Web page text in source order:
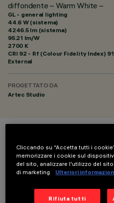
diffondente – Warm White –
GL - general lighting
44.6 W (sistema)
4246.5 lm (sistema)
95.21 lm/W
2700 K
CRI 92 - Rf (Colour Fidelity Index)
External
PROGETTATO DA
Artec Studio
COLORE
Cliccando su “Accetta tutti i
memorizzare i cookie sul
del sito, analizzare l'utilizzo del
di marketing.
Ulteriori
Rifiuta tutti